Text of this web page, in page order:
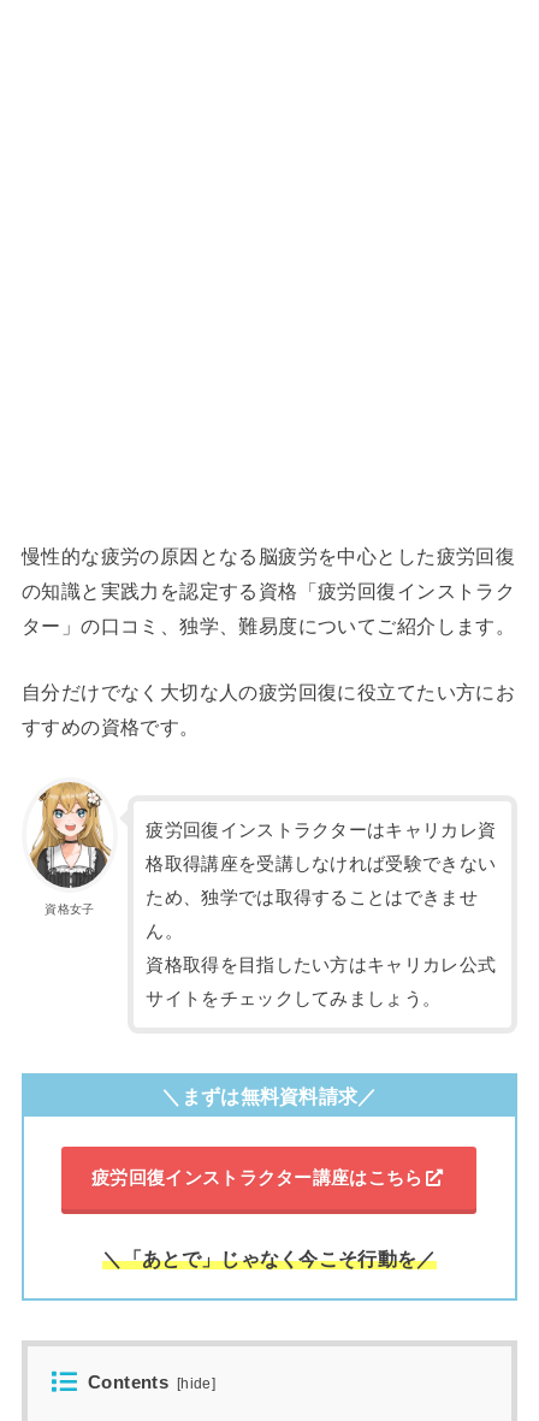
慢性的な疲労の原因となる脳疲労を中心とした疲労回復
の知識と実践力を認定する資格「疲労回復インストラク
ター」の口コミ、独学、難易度についてご紹介します。
自分だけでなく大切な人の疲労回復に役立てたい方にお
すすめの資格です。
資格女子
疲労回復インストラクターはキャリカレ資
格取得講座を受講しなければ受験できない
ため、独学では取得することはできませ
ん。
資格取得を目指したい方はキャリカレ公式
サイトをチェックしてみましょう。
＼まずは無料資料請求／
疲労回復インストラクター講座はこちら
＼「あとで」じゃなく今こそ行動を／
Contents [hide]